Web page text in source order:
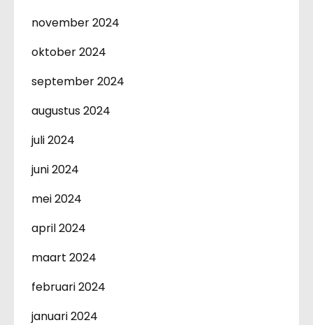
november 2024
oktober 2024
september 2024
augustus 2024
juli 2024
juni 2024
mei 2024
april 2024
maart 2024
februari 2024
januari 2024